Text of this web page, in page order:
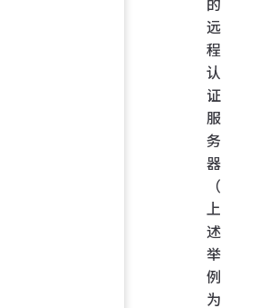
远
程
认
证
服
务
器
（
上
述
举
例
为